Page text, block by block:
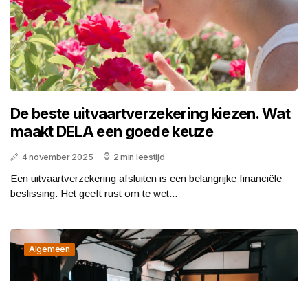
De beste uitvaartverzekering kiezen. Wat
maakt DELA een goede keuze
4 november 2025 2 min leestijd
Een uitvaartverzekering afsluiten is een belangrijke financiële
beslissing. Het geeft rust om te wet...
Algemeen